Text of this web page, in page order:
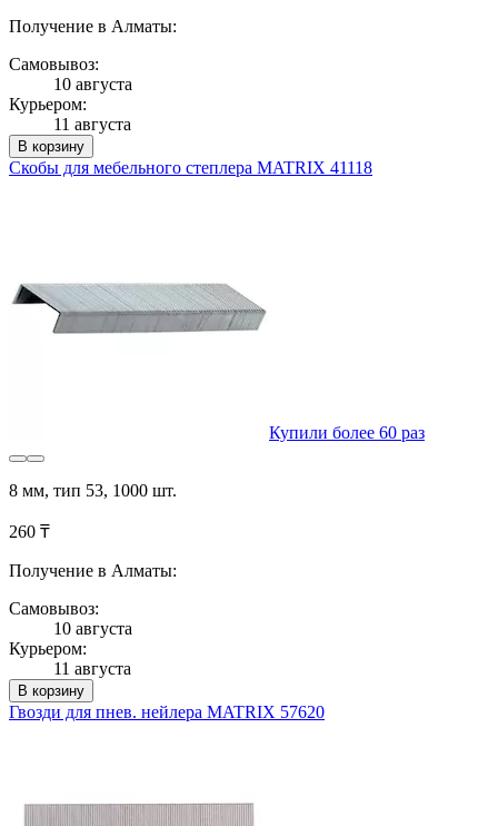
Получение в Алматы:
Самовывоз:
10 августа
Курьером:
11 августа
В корзину
Скобы для мебельного степлера MATRIX 41118
Купили более 60 раз
8 мм, тип 53, 1000 шт.
260 ₸
Получение в Алматы:
Самовывоз:
10 августа
Курьером:
11 августа
В корзину
Гвозди для пнев. нейлера MATRIX 57620